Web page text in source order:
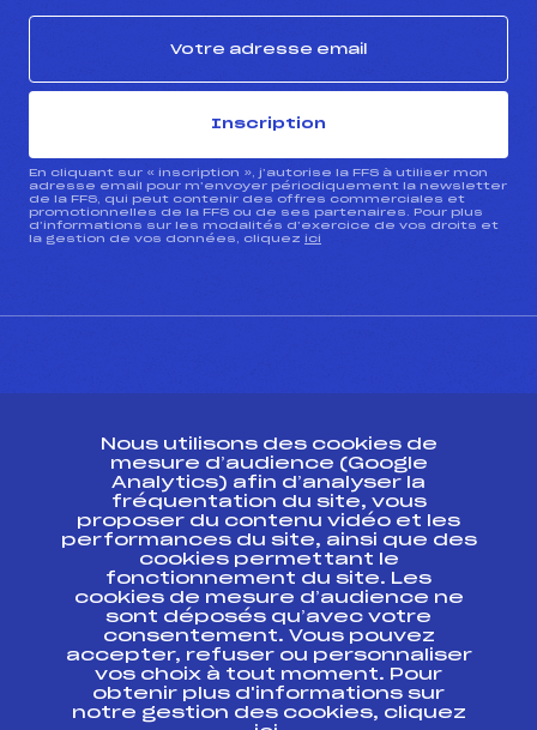
Inscription
En cliquant sur « inscription », j’autorise la FFS à utiliser mon
adresse email pour m’envoyer périodiquement la newsletter
de la FFS, qui peut contenir des offres commerciales et
promotionnelles de la FFS ou de ses partenaires. Pour plus
d’informations sur les modalités d’exercice de vos droits et
la gestion de vos données, cliquez ici
Ressources
Pass’Neige
Projet sportif fédéral
Projet de performance fédéral
Antidopage
Pôle Développement, Formation, Suivi
Scientifique
Listes ministérielles
Pôle vie de l’athlète
Nous utilisons des cookies de
mesure d’audience (Google
Analytics) afin d’analyser la
fréquentation du site, vous
proposer du contenu vidéo et les
performances du site, ainsi que des
cookies permettant le
fonctionnement du site. Les
cookies de mesure d’audience ne
sont déposés qu’avec votre
consentement. Vous pouvez
accepter, refuser ou personnaliser
vos choix à tout moment. Pour
obtenir plus d'informations sur
notre gestion des cookies, cliquez